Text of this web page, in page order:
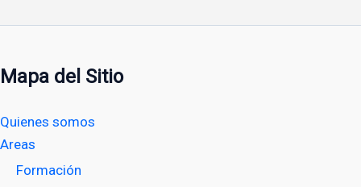
Mapa del Sitio
Quienes somos
Areas
Formación